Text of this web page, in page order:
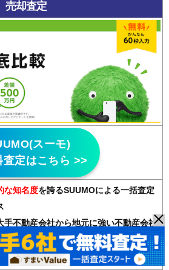
売却査定
スーモ)
定はこちら >>
な知名度を誇るSUUMOによる一括査定
手不動産会社から地元に強い不動産会社
社以上が登録
ン、戸建て、土地